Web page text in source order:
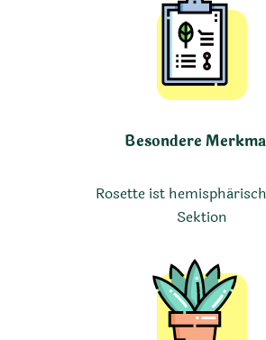
Besondere
Rosette ist
Sektion